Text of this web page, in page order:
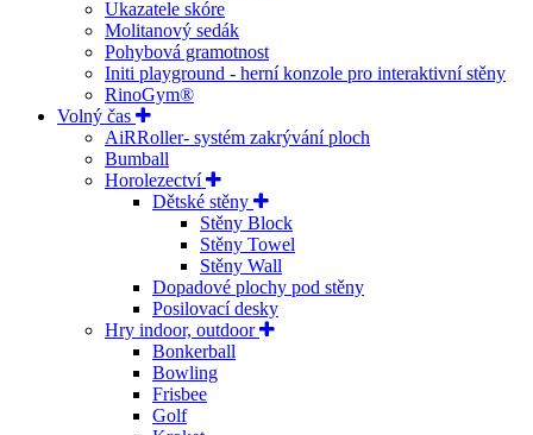
Ukazatele skóre
Molitanový sedák
Pohybová gramotnost
Initi playground - herní konzole pro interaktivní stěny
RinoGym®
Volný čas
AiRRoller- systém zakrývání ploch
Bumball
Horolezectví
Dětské stěny
Stěny Block
Stěny Towel
Stěny Wall
Dopadové plochy pod stěny
Posilovací desky
Hry indoor, outdoor
Bonkerball
Bowling
Frisbee
Golf